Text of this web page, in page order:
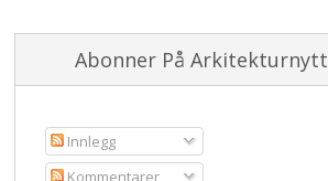
Abonner På Arkitekturnytt
Innlegg
Kommentarer